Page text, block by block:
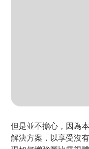
但是並不擔心，因為
解決方案，以享受沒